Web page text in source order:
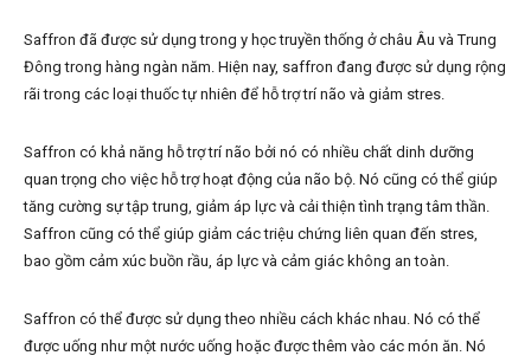
Saffron đã được sử dụng trong y học truyền thống ở châu Âu và Trung
Đông trong hàng ngàn năm. Hiện nay, saffron đang được sử dụng rộng
rãi trong các loại thuốc tự nhiên để hỗ trợ trí não và giảm stres.
Saffron có khả năng hỗ trợ trí não bởi nó có nhiều chất dinh dưỡng
quan trọng cho việc hỗ trợ hoạt động của não bộ. Nó cũng có thể giúp
tăng cường sự tập trung, giảm áp lực và cải thiện tình trạng tâm thần.
Saffron cũng có thể giúp giảm các triệu chứng liên quan đến stres,
bao gồm cảm xúc buồn rầu, áp lực và cảm giác không an toàn.
Saffron có thể được sử dụng theo nhiều cách khác nhau. Nó có thể
được uống như một nước uống hoặc được thêm vào các món ăn. Nó